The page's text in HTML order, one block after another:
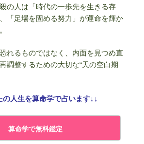
の人は「時代の一歩先を生きる存
「足場を固める努力」が運命を輝か
れるものではなく、内面を見つめ直
調整するための大切な“天の空白期
の人生を算命学で占います↓↓
算命学で無料鑑定